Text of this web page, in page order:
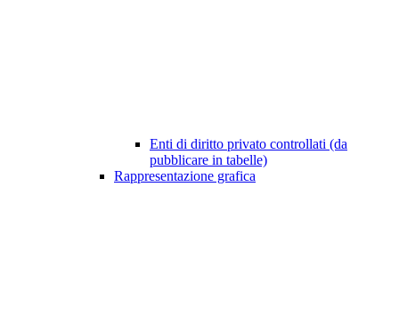
Enti di diritto privato controllati (da
pubblicare in tabelle)
Rappresentazione grafica